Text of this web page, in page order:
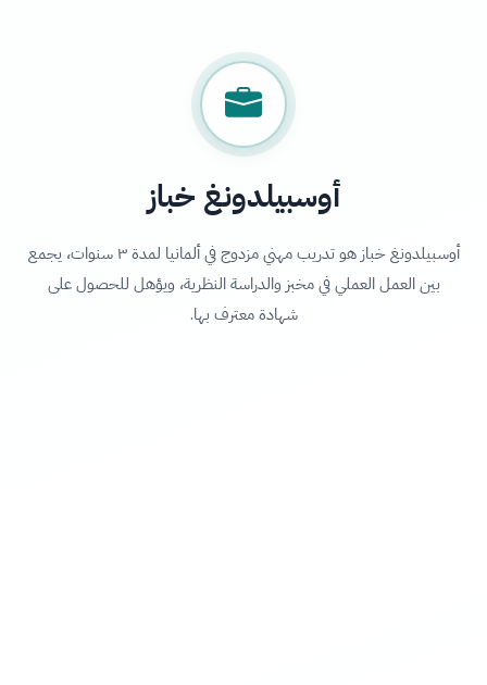
أوسبيلدونغ خباز
أوسبيلدونغ خباز هو تدريب مهني مزدوج في ألمانيا لمدة ٣ سنوات، يجمع
بين العمل العملي في مخبز والدراسة النظرية، ويؤهل للحصول على
شهادة معترف بها.